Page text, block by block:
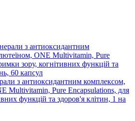
з антиоксидантним комплексом,
Multivitamin, Pure Encapsulations, для
функцій та здоров'я клітин, 1 на